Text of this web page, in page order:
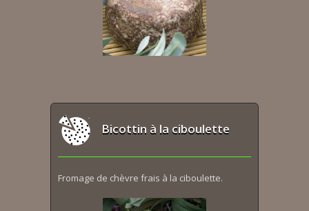
Bicottin à la ciboulette
Fromage de chèvre frais à la ciboulette.